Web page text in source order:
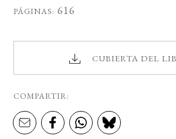
PÁGINAS: 616
CUBIERTA DEL
COMPARTIR: